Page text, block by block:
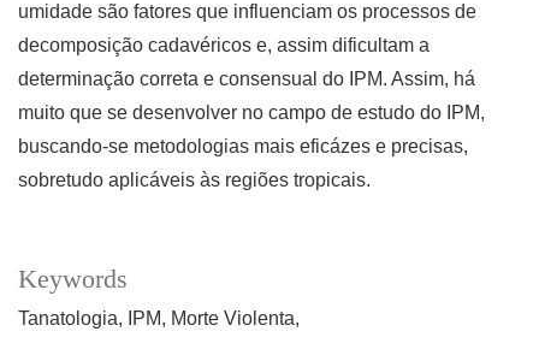
Keywords
Tanatologia IPM Morte Violenta
umidade são fatores que influenciam os processos de
decomposição cadavéricos e, assim dificultam a
determinação correta e consensual do IPM. Assim, há
muito que se desenvolver no campo de estudo do IPM,
buscando-se metodologias mais eficázes e precisas,
sobretudo aplicáveis às regiões tropicais.